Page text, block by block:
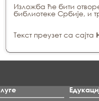
Изложба ће бити
библиотеке Србије, и
Текст преузет са сајта